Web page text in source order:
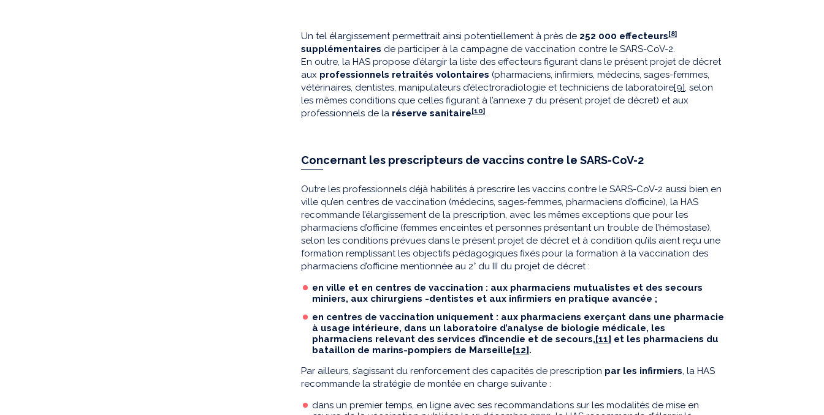
Un tel élargissement permettrait ainsi potentiellement à près de 252 000 effecteurs[8]
supplémentaires de participer à la campagne de vaccination contre le SARS-CoV-2.
En outre, la HAS propose d’élargir la liste des effecteurs figurant dans le présent projet de décret
aux professionnels retraités volontaires (pharmaciens, infirmiers, médecins, sages-femmes,
vétérinaires, dentistes, manipulateurs d’électroradiologie et techniciens de laboratoire[9], selon
les mêmes conditions que celles figurant à l’annexe 7 du présent projet de décret) et aux
professionnels de la réserve sanitaire[10].
Concernant les prescripteurs de vaccins contre le SARS-CoV-2
Outre les professionnels déjà habilités à prescrire les vaccins contre le SARS-CoV-2 aussi bien en
ville qu’en centres de vaccination (médecins, sages-femmes, pharmaciens d’officine), la HAS
recommande l’élargissement de la prescription, avec les mêmes exceptions que pour les
pharmaciens d’officine (femmes enceintes et personnes présentant un trouble de l’hémostase),
selon les conditions prévues dans le présent projet de décret et à condition qu’ils aient reçu une
formation remplissant les objectifs pédagogiques fixés pour la formation à la vaccination des
pharmaciens d’officine mentionnée au 2° du III du projet de décret :
en ville et en centres de vaccination : aux pharmaciens mutualistes et des secours
miniers, aux chirurgiens -dentistes et aux infirmiers en pratique avancée ;
en centres de vaccination uniquement : aux pharmaciens exerçant dans une pharmacie
à usage intérieure, dans un laboratoire d’analyse de biologie médicale, les
pharmaciens relevant des services d’incendie et de secours,[11] et les pharmaciens du
bataillon de marins-pompiers de Marseille[12].
Par ailleurs, s’agissant du renforcement des capacités de prescription par les infirmiers, la HAS
recommande la stratégie de montée en charge suivante :
dans un premier temps, en ligne avec ses recommandations sur les modalités de mise en